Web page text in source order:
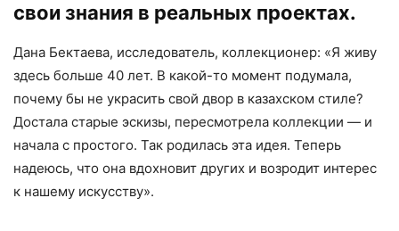
свои знания в реальных проектах.
Дана Бектаева, исследователь, коллекционер: «Я живу
здесь больше 40 лет. В какой-то момент подумала,
почему бы не украсить свой двор в казахском стиле?
Достала старые эскизы, пересмотрела коллекции — и
начала с простого. Так родилась эта идея. Теперь
надеюсь, что она вдохновит других и возродит интерес
к нашему искусству».